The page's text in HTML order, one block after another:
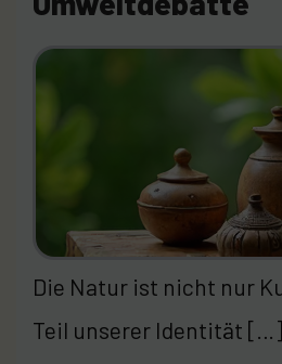
Die Natur ist nicht nur
Teil unserer Identität […]